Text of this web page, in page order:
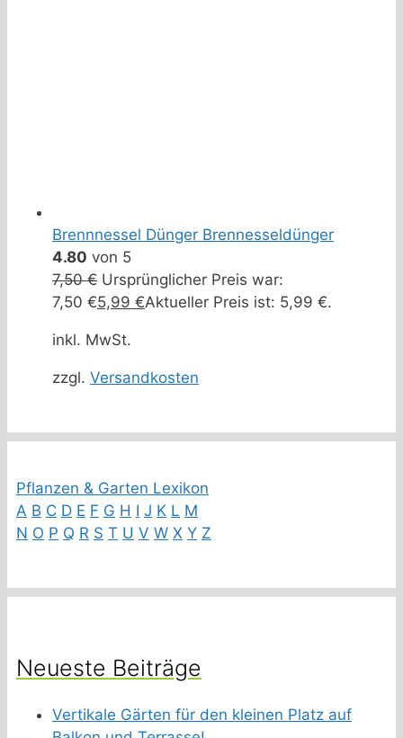
Brennnessel Dünger Brennesseldünger
4.80 von 5
7,50€ Ursprünglicher Preis war:
7,50 €5,99 €Aktueller Preis ist: 5,99 €.
inkl. MwSt.
zzgl. Versandkosten
Pflanzen & Garten Lexikon
A B C D E F G H I J K L M
N O P Q R S T U V W X Y Z
Neueste Beiträge
Vertikale Gärten für den kleinen Platz auf